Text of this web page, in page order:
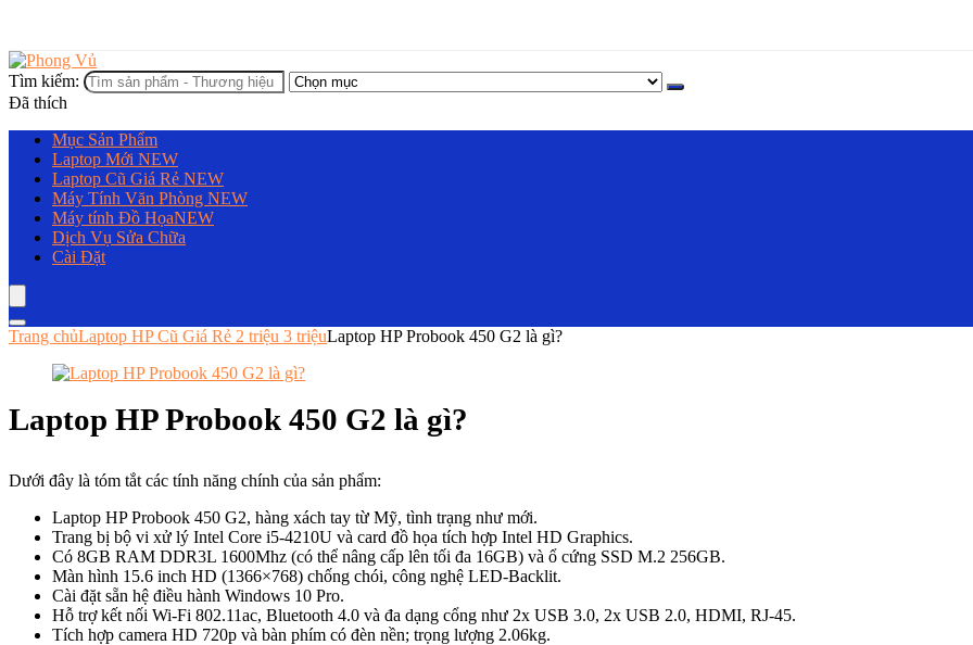
Tìm kiếm:
Đã thích
Mục Sản Phẩm
Laptop Mới NEW
Laptop Cũ Giá Rẻ NEW
Máy Tính Văn Phòng NEW
Máy tính Đồ HọaNEW
Dịch Vụ Sửa Chữa
Cài Đặt
Trang chủLaptop HP Cũ Giá Rẻ 2 triệu 3 triệuLaptop HP Probook 450 G2 là gì?
Laptop HP Probook 450 G2 là gì?
Dưới đây là tóm tắt các tính năng chính của sản phẩm:
Laptop HP Probook 450 G2, hàng xách tay từ Mỹ, tình trạng như mới.
Trang bị bộ vi xử lý Intel Core i5-4210U và card đồ họa tích hợp Intel HD Graphics.
Có 8GB RAM DDR3L 1600Mhz (có thể nâng cấp lên tối đa 16GB) và ổ cứng SSD M.2 256GB.
Màn hình 15.6 inch HD (1366×768) chống chói, công nghệ LED-Backlit.
Cài đặt sẵn hệ điều hành Windows 10 Pro.
Hỗ trợ kết nối Wi-Fi 802.11ac, Bluetooth 4.0 và đa dạng cổng như 2x USB 3.0, 2x USB 2.0, HDMI, RJ-45.
Tích hợp camera HD 720p và bàn phím có đèn nền; trọng lượng 2.06kg.